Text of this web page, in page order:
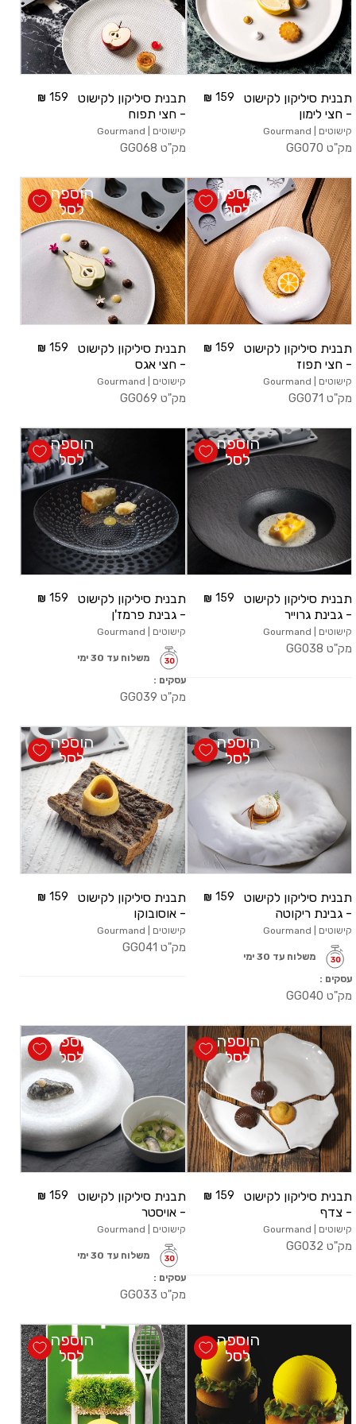
משתמש חדש/אורח
תבנית סיליקון לקישוט
- חצי לימון
קישוטים | Gourmand
מק"ט GG070
159
תבנית סיליקון לקישוט
- חצי תפוח
קישוטים | Gourmand
מק"ט GG068
159
תבנית סיליקון לקישוט
- חצי תפוז
קישוטים | Gourmand
מק"ט GG071
159
הוספה
לסל
תבנית סיליקון לקישוט
- חצי אגס
קישוטים | Gourmand
מק"ט GG069
159
הוספה
לסל
תבנית סיליקון לקישוט
- גבינת גרוייר
קישוטים | Gourmand
מק"ט GG038
159
הוספה
לסל
תבנית סיליקון לקישוט
- גבינת פרמז'ן
קישוטים | Gourmand
משלוח עד 30 ימי
עסקים :
מק"ט GG039
159
הוספה
לסל
תבנית סיליקון לקישוט
- גבינת ריקוטה
קישוטים | Gourmand
משלוח עד 30 ימי
עסקים :
מק"ט GG040
159
הוספה
לסל
תבנית סיליקון לקישוט
- אוסובוקו
קישוטים | Gourmand
מק"ט GG041
159
הוספה
לסל
תבנית סיליקון לקישוט
- צדף
קישוטים | Gourmand
מק"ט GG032
159
הוספה
לסל
תבנית סיליקון לקישוט
- אויסטר
קישוטים | Gourmand
משלוח עד 30 ימי
עסקים :
מק"ט GG033
159
הוספה
לסל
הוספה
לסל
הוספה
לסל